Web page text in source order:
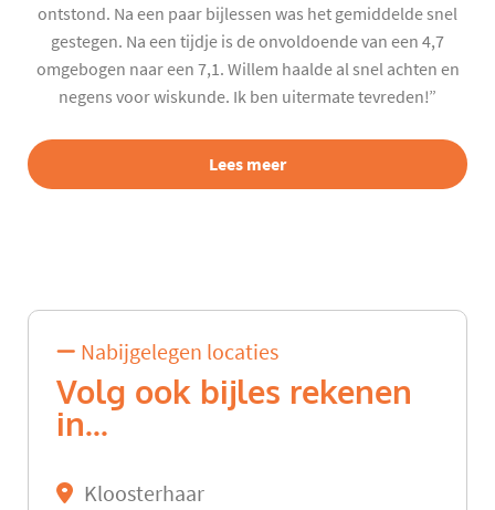
ontstond. Na een paar bijlessen was het gemiddelde snel
gestegen. Na een tijdje is de onvoldoende van een 4,7
omgebogen naar een 7,1. Willem haalde al snel achten en
negens voor wiskunde. Ik ben uitermate tevreden!”
Lees meer
Nabijgelegen locaties
Volg ook bijles rekenen
in...
Kloosterhaar